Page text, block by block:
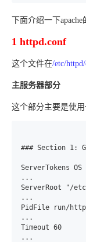
下面介绍一下
1 httpd.conf
这个文件在/etc/
主服务器部分
这个部分主要是使
### Section 1:
ServerTokens OS
...
ServerRoot "/etc/
...
PidFile run/
...
Timeout 60
...